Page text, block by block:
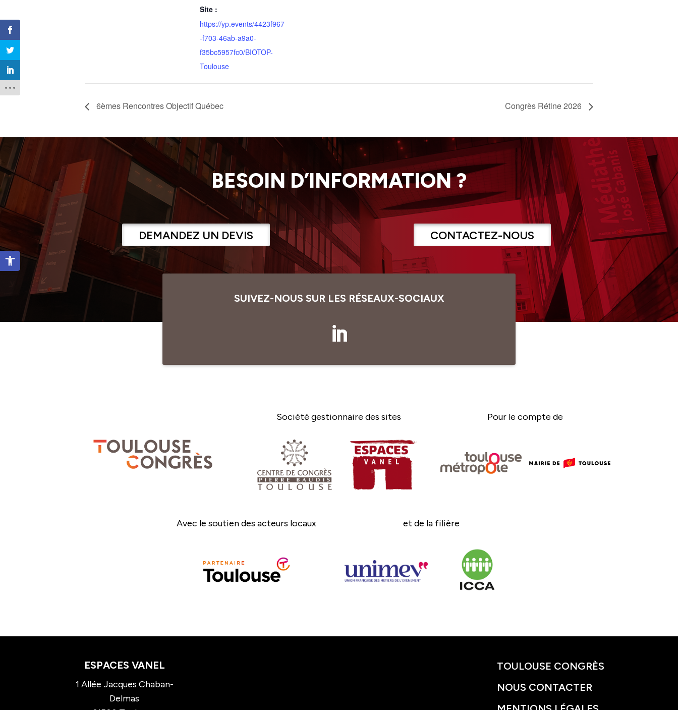
Ouvrir la barre d’outils
Site :
https://yp.events/4423f967
-f703-46ab-a9a0-
f35bc5957fc0/BIOTOP-
Toulouse
6èmes Rencontres Objectif Québec Congrès Rétine 2026
BESOIN D’INFORMATION ?
DEMANDEZ UN DEVIS CONTACTEZ-NOUS
SUIVEZ-NOUS SUR LES RÉSEAUX-SOCIAUX
Société gestionnaire des sites Pour le compte de
Avec le soutien des acteurs locaux et de la filière
ESPACES VANEL
1 Allée Jacques Chaban-
Delmas
TOULOUSE CONGRÈS
NOUS CONTACTER